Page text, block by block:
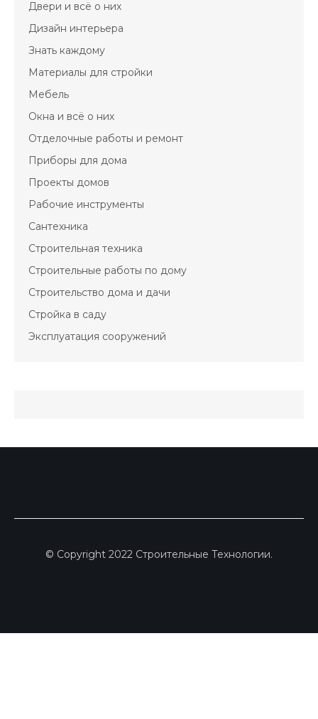
Двери и всё о них
Дизайн интерьера
Знать каждому
Материалы для стройки
Мебель
Окна и всё о них
Отделочные работы и ремонт
Приборы для дома
Проекты домов
Рабочие инструменты
Сантехника
Строительная техника
Строительные работы по дому
Строительство дома и дачи
Стройка в саду
Эксплуатация сооружений
© Copyright 2022 Строительные Технологии.